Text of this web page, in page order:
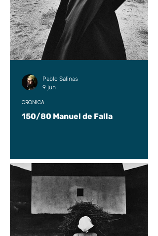
150/80 Manuel de Falla
CRÓNICA
Pablo Salinas
9 jun